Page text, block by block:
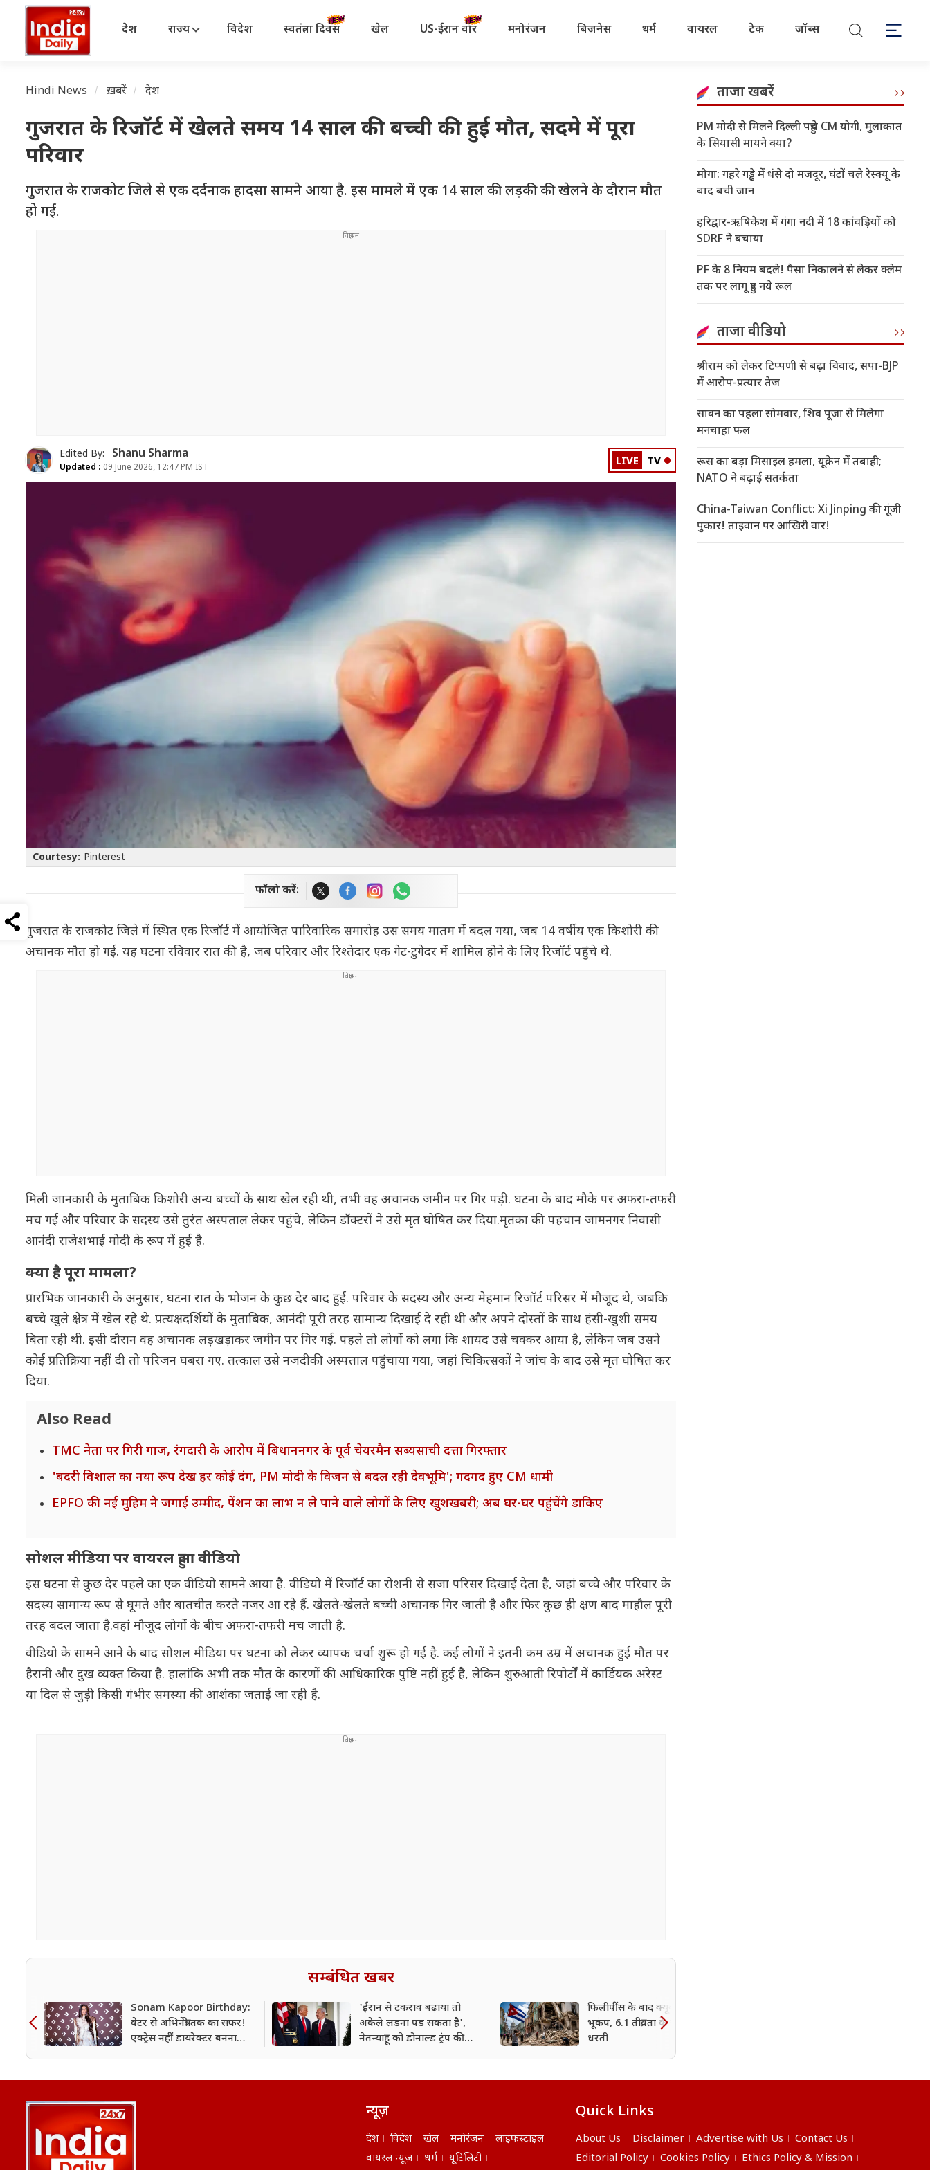
देश राज्य विदेश स्वतंत्रता दिवस खेल US-ईरान वॉर मनोरंजन बिजनेस धर्म वायरल टेक जॉब्स
Hindi News ख़बरें देश
गुजरात के रिजॉर्ट में खेलते समय 14 साल की बच्ची की हुई मौत, सदमे में पूरा
परिवार
गुजरात के राजकोट जिले से एक दर्दनाक हादसा सामने आया है. इस मामले में एक 14 साल की लड़की की खेलने के दौरान मौत
हो गई.
Edited By: Shanu Sharma
Updated : 09 June 2026, 12:47 PM IST LIVE TV
Courtesy: Pinterest
फॉलो करें:
गुजरात के राजकोट जिले में स्थित एक रिजॉर्ट में आयोजित पारिवारिक समारोह उस समय मातम में बदल गया, जब 14 वर्षीय एक किशोरी की
अचानक मौत हो गई. यह घटना रविवार रात की है, जब परिवार और रिश्तेदार एक गेट-टुगेदर में शामिल होने के लिए रिजॉर्ट पहुंचे थे.
मिली जानकारी के मुताबिक किशोरी अन्य बच्चों के साथ खेल रही थी, तभी वह अचानक जमीन पर गिर पड़ी. घटना के बाद मौके पर अफरा-तफरी
मच गई और परिवार के सदस्य उसे तुरंत अस्पताल लेकर पहुंचे, लेकिन डॉक्टरों ने उसे मृत घोषित कर दिया.मृतका की पहचान जामनगर निवासी
आनंदी राजेशभाई मोदी के रूप में हुई है.
क्या है पूरा मामला?
प्रारंभिक जानकारी के अनुसार, घटना रात के भोजन के कुछ देर बाद हुई. परिवार के सदस्य और अन्य मेहमान रिजॉर्ट परिसर में मौजूद थे, जबकि
बच्चे खुले क्षेत्र में खेल रहे थे. प्रत्यक्षदर्शियों के मुताबिक, आनंदी पूरी तरह सामान्य दिखाई दे रही थी और अपने दोस्तों के साथ हंसी-खुशी समय
बिता रही थी. इसी दौरान वह अचानक लड़खड़ाकर जमीन पर गिर गई. पहले तो लोगों को लगा कि शायद उसे चक्कर आया है, लेकिन जब उसने
कोई प्रतिक्रिया नहीं दी तो परिजन घबरा गए. तत्काल उसे नजदीकी अस्पताल पहुंचाया गया, जहां चिकित्सकों ने जांच के बाद उसे मृत घोषित कर
दिया.
Also Read
TMC नेता पर गिरी गाज, रंगदारी के आरोप में बिधाननगर के पूर्व चेयरमैन सब्यसाची दत्ता गिरफ्तार
'बदरी विशाल का नया रूप देख हर कोई दंग, PM मोदी के विजन से बदल रही देवभूमि'; गदगद हुए CM धामी
EPFO की नई मुहिम ने जगाई उम्मीद, पेंशन का लाभ न ले पाने वाले लोगों के लिए खुशखबरी; अब घर-घर पहुंचेंगे डाकिए
सोशल मीडिया पर वायरल हुआ वीडियो
इस घटना से कुछ देर पहले का एक वीडियो सामने आया है. वीडियो में रिजॉर्ट का रोशनी से सजा परिसर दिखाई देता है, जहां बच्चे और परिवार के
सदस्य सामान्य रूप से घूमते और बातचीत करते नजर आ रहे हैं. खेलते-खेलते बच्ची अचानक गिर जाती है और फिर कुछ ही क्षण बाद माहौल पूरी
तरह बदल जाता है.वहां मौजूद लोगों के बीच अफरा-तफरी मच जाती है.
वीडियो के सामने आने के बाद सोशल मीडिया पर घटना को लेकर व्यापक चर्चा शुरू हो गई है. कई लोगों ने इतनी कम उम्र में अचानक हुई मौत पर
हैरानी और दुख व्यक्त किया है. हालांकि अभी तक मौत के कारणों की आधिकारिक पुष्टि नहीं हुई है, लेकिन शुरुआती रिपोर्टों में कार्डियक अरेस्ट
या दिल से जुड़ी किसी गंभीर समस्या की आशंका जताई जा रही है.
सम्बंधित खबर
Sonam Kapoor Birthday:
वेटर से अभिनेत्री तक का सफर!
एक्ट्रेस नहीं डायरेक्टर बनना
'ईरान से टकराव बढ़ाया तो
अकेले लड़ना पड़ सकता है',
नेतन्याहू को डोनाल्ड ट्रंप की
फिलीपींस के बाद क्यूबा में आया
भूकंप, 6.1 तीव्रता के साथ हिली
धरती
ताजा खबरें
PM मोदी से मिलने दिल्ली पहुंचे CM योगी, मुलाकात
के सियासी मायने क्या?
मोगा: गहरे गड्ढे में धंसे दो मजदूर, घंटों चले रेस्क्यू के
बाद बची जान
हरिद्वार-ऋषिकेश में गंगा नदी में 18 कांवड़ियों को
SDRF ने बचाया
PF के 8 नियम बदले! पैसा निकालने से लेकर क्लेम
तक पर लागू हुए नये रूल
ताजा वीडियो
श्रीराम को लेकर टिप्पणी से बढ़ा विवाद, सपा-BJP
में आरोप-प्रत्यार तेज
सावन का पहला सोमवार, शिव पूजा से मिलेगा
मनचाहा फल
रूस का बड़ा मिसाइल हमला, यूक्रेन में तबाही;
NATO ने बढ़ाई सतर्कता
China-Taiwan Conflict: Xi Jinping की गूंजी
पुकार! ताइवान पर आखिरी वार!
न्यूज़
देश विदेश खेल मनोरंजन
लाइफस्टाइल
वायरल न्यूज़
धर्म यूटिलिटी
Quick Links
About Us Disclaimer Advertise with Us
Contact Us
Editorial Policy
Cookies Policy Ethics Policy & Mission